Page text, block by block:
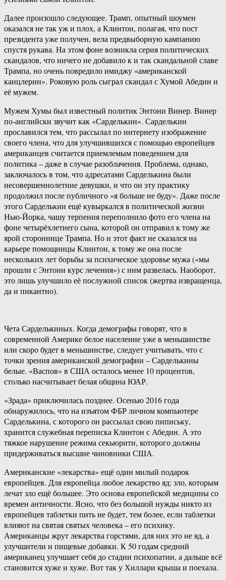
Далее произошло следующее. Трамп, опытный шоумен
оказался не так уж и плох, а Клинтон, полагая, что пост
президента уже получен, вела предвыборную кампанию
спустя рукава. На этом фоне возникла серия политических
скандалов, что ничего не добавило к и так скандальной славе
Трампа, но очень повредило имиджу «американской
канцлерин». Роковую роль сыграл скандал с Хумой Абедин и
её мужем.
Мужем Хумы был известный политик Энтони Винер. Винер
по-английски звучит как «Сарделькин». Сарделькин
прославился тем, что рассылал по интернету изображение
своего члена, что для улучшившихся с помощью европейцев
американцев считается приемлемым поведением для
политика – даже в случае разоблачения. Проблема, однако,
заключалось в том, что адресатами Сарделькина были
несовершеннолетние девушки, и что он эту практику
продолжил после публичного «я больше не буду». Даже после
этого Сарделькин ещё кувыркался в политической жизни
Нью-Йорка, чашу терпения переполнило фото его члена на
фоне четырёхлетнего сына, которой он отправил к тому же
ярой стороннице Трампа. Но и этот факт не сказался на
карьере помощницы Клинтон, к тому же она после
нескольких лет борьбы за психическое здоровье мужа («мы
прошли с Энтони курс лечения») с ним развелась. Наоборот,
это лишь улучшило её послужной список (жертва извращенца,
да и пикантно).
Чета Сарделькиных. Когда демографы говорят, что в
современной Америке белое население уже в меньшинстве
или скоро будет в меньшинстве, следует учитывать, что с
точки зрения американской демографии – Сарделькины
белые. «Васпов» в США осталось менее 10 процентов,
столько насчитывает белая община ЮАР.
«Зрада» приключилась позднее. Осенью 2016 года
обнаружилось, что на изъятом ФБР личном компьютере
Сарделькина, с которого он рассылал свою пипиську,
хранится служебная переписка Клинтон с Абедин. А это
тяжкое нарушение режима секьюрити, которого должны
придерживаться высшие чиновники США.
Американские «лекарства» ещё один милый подарок
европейцев. Для европейца любое лекарство яд: зло, которым
лечат зло ещё большее. Это основа европейской медицины со
времен античности. Ясно, что без большой нужды никто из
европейцев таблетки пить не будет, тем более, если таблетки
влияют на святая святых человека – его психику.
Американцы жрут лекарства горстями, для них это не яд, а
улучшители и пищевые добавки. К 50 годам средний
американец улучшает себя до стадии психопатии, а дальше всё
становится хуже и хуже. Вот так у Хиллари крыша и поехала.